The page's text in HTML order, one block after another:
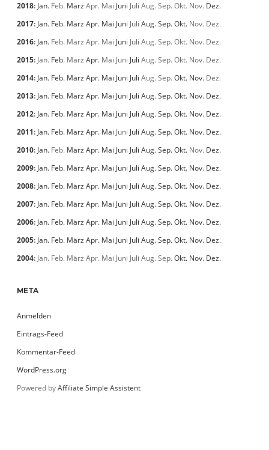
2018: Jan. Feb. März Apr. Mai Juni Juli Aug.Sep.Okt. Nov. Dez.
2017: Jan. Feb. März Apr. Mai Juni Juli Aug.Sep.Okt. Nov. Dez.
2016: Jan. Feb. März Apr. Mai Juni Juli Aug.Sep.Okt. Nov. Dez.
2015: Jan. Feb. März Apr. Mai Juni Juli Aug.Sep.Okt. Nov. Dez.
2014: Jan. Feb. März Apr. Mai Juni Juli Aug.Sep.Okt. Nov. Dez.
2013: Jan. Feb. März Apr. Mai Juni Juli Aug.Sep.Okt. Nov. Dez.
2012: Jan. Feb. März Apr. Mai Juni Juli Aug.Sep.Okt. Nov. Dez.
2011: Jan. Feb. März Apr. Mai Juni Juli Aug.Sep.Okt. Nov. Dez.
2010: Jan. Feb. März Apr. Mai Juni Juli Aug.Sep.Okt. Nov. Dez.
2009: Jan. Feb. März Apr. Mai Juni Juli Aug.Sep.Okt. Nov. Dez.
2008: Jan. Feb. März Apr. Mai Juni Juli Aug.Sep.Okt. Nov. Dez.
2007: Jan. Feb. März Apr. Mai Juni Juli Aug.Sep.Okt. Nov. Dez.
2006: Jan. Feb. März Apr. Mai Juni Juli Aug.Sep.Okt. Nov. Dez.
2005: Jan. Feb. März Apr. Mai Juni Juli Aug.Sep.Okt. Nov. Dez.
2004: Jan. Feb. März Apr. Mai Juni Juli Aug.Sep.Okt. Nov. Dez.
META
Anmelden
Eintrags-Feed
Kommentar-Feed
WordPress.org
Powered byAffiliate Simple Assistent